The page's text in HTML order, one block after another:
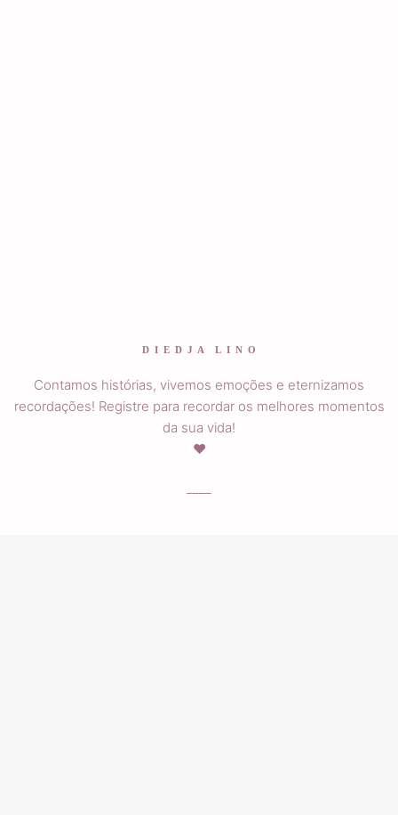
D I E D J A L I N O
Contamos histórias, vivemos emoções e eternizamos
recordações! Registre para recordar os melhores momentos
da sua vida!
♥